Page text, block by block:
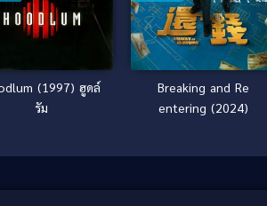
(1997) ฮูดล์
รัม
Breaking and Re
entering (2024)